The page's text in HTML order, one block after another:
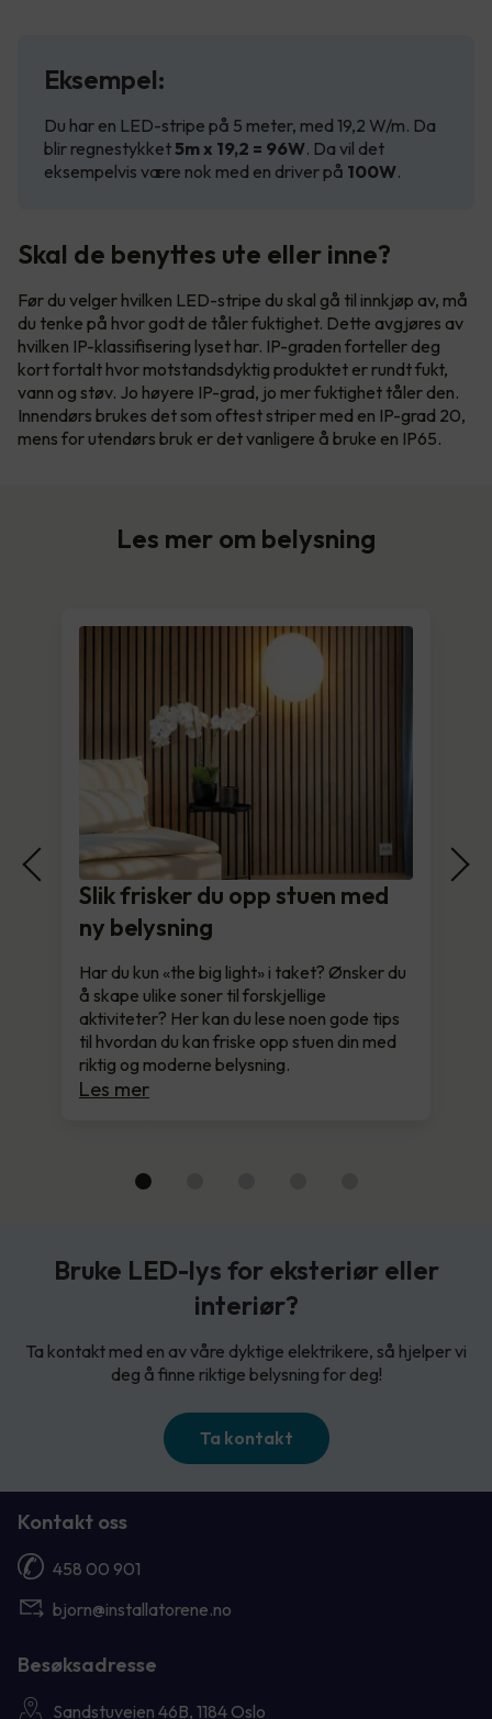
Eksempel:
Du har en LED-stripe på 5 meter, med 19,2 W/m. Da
blir regnestykket5m x 19,2 = 96W. Da vil det
eksempelvis være nok med en driver på 100W.
Skal de benyttes ute eller inne?
Før du velger hvilken LED-stripe du skal gå til innkjøp av, må
du tenke på hvor godt de tåler fuktighet. Dette avgjøres av
hvilken IP-klassifisering lyset har. IP-graden forteller deg
kort fortalt hvor motstandsdyktig produktet er rundt fukt,
vann og støv. Jo høyere IP-grad, jo mer fuktighet tåler den.
Innendørs brukes det som oftest striper med en IP-grad 20,
mens for utendørs bruk er det vanligere å bruke en IP65.
Les mer om belysning
Slik frisker du opp stuen med
ny belysning
Har du kun «the big light» i taket? Ønsker du
å skape ulike soner til forskjellige
aktiviteter? Her kan du lese noen gode tips
til hvordan du kan friske opp stuen din med
riktig og moderne belysning.
Les mer
Bruke LED-lys for eksteriør eller
interiør?
Ta kontakt med en av våre dyktige elektrikere, så hjelper vi
deg å finne riktige belysning for deg!
Ta kontakt
Kontakt oss
458 00 901
bjorn@installatorene.no
Besøksadresse
Sandstuveien 46B, 1184 Oslo